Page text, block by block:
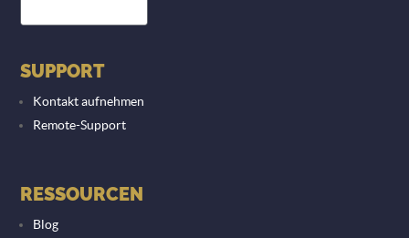
SUPPORT
Kontakt aufnehmen
Remote-Support
RESSOURCEN
Blog